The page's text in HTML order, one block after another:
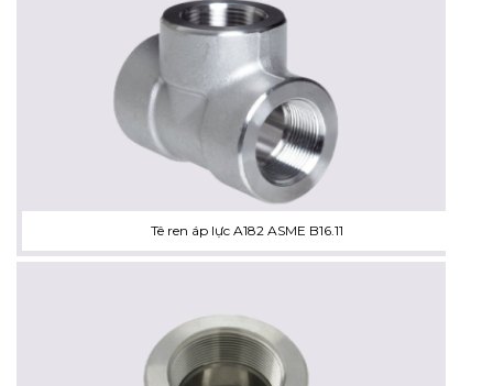
Tê ren áp lực A182 ASME B16.11